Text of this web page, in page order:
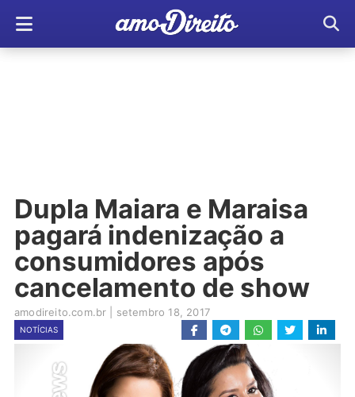
Dupla Maiara e Maraisa
pagará indenização a
consumidores após
cancelamento de show
amodireito.com.br setembro 18, 2017
NOTÍCIAS